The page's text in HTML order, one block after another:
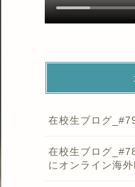
在校生ブログ
在校生ブログ
にオンライン海